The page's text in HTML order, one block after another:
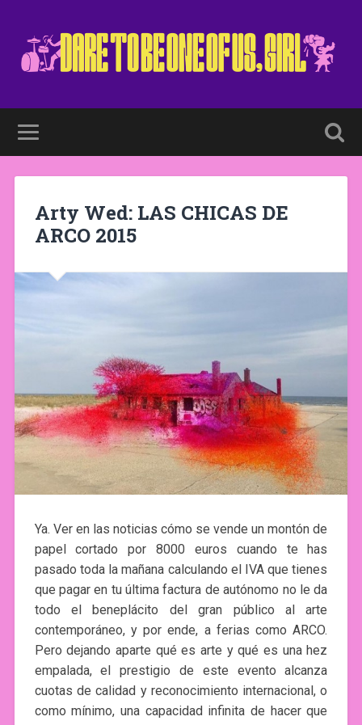
Arty Wed: LAS CHICAS DE
ARCO 2015
Ya. Ver en las noticias cómo se vende un montón de
papel cortado por 8000 euros cuando te has
pasado toda la mañana calculando el IVA que tienes
que pagar en tu última factura de autónomo no le da
todo el beneplácito del gran público al arte
contemporáneo, y por ende, a ferias como ARCO.
Pero dejando aparte qué es arte y qué es una hez
empalada, el prestigio de este evento alcanza
cuotas de calidad y reconocimiento internacional, o
como mínimo, una capacidad infinita de hacer que